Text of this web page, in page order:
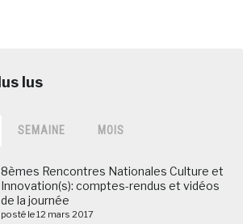
SEMAINE MOIS
8èmes Rencontres Nationales Culture et
Innovation(s): comptes-rendus et vidéos
de la journée
posté le 12 mars 2017